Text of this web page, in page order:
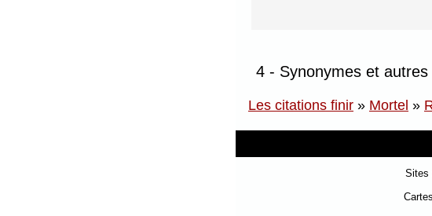
4 - Synonymes et autres
Les citations finir » Mortel »
Sites